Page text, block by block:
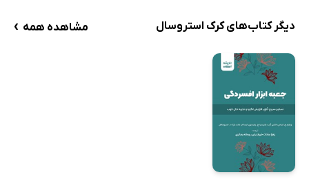
دیگر کتاب‌های کرک استروسال مشاهده همه ›